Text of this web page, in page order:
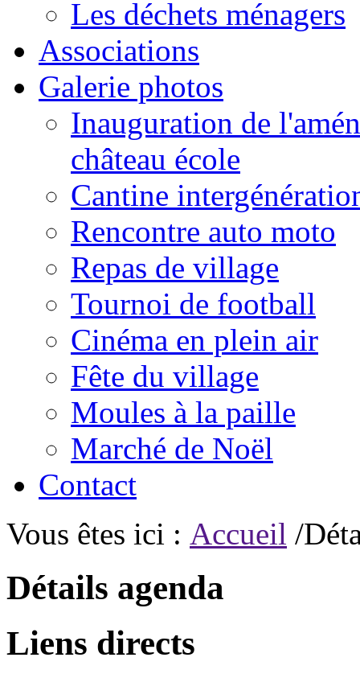
Les déchets ménagers
Associations
Galerie photos
Inauguration de
château école
Cantine
Rencontre auto moto
Repas de village
Tournoi de football
Cinéma en plein air
Fête du village
Moules à la paille
Marché de Noël
Contact
Vous êtes ici : Accueil /
Détails agenda
Liens directs